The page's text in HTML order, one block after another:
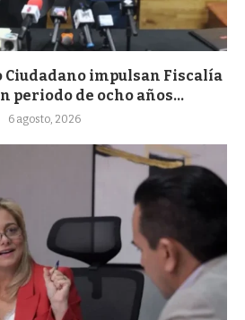
Ciudadano impulsan Fiscalía
periodo de ocho años...
6 agosto, 2026